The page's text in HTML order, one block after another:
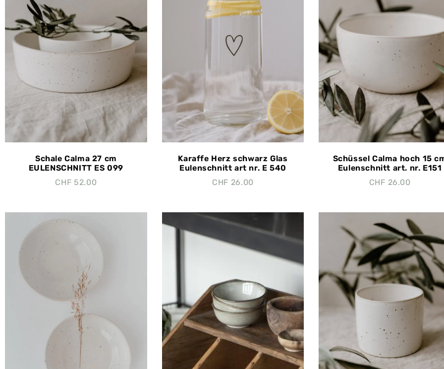
Schale Calma 27 cm
EULENSCHNITT ES 099
CHF 52.00
Karaffe Herz schwarz Glas
Eulenschnitt art nr. E 540
CHF 26.00
Schüssel Calma hoch 15
Eulenschnitt art. nr. E151
CHF 26.00